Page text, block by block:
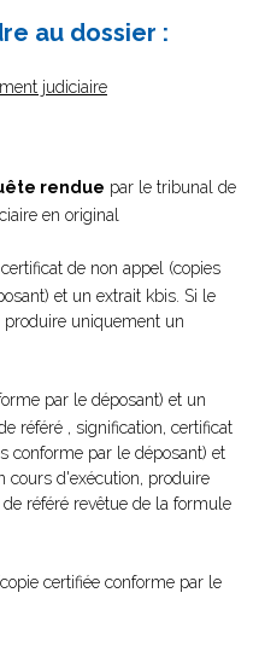
au dossier :
judiciaire
rendue par le tribunal de
en original
de non appel (copies
et un extrait kbis. Si le
uniquement un
par le déposant) et un
référé , signification, certificat
conforme par le déposant) et
cours d'exécution, produire
référé revêtue de la formule
certifiée conforme par le